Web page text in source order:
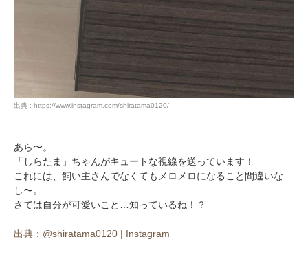
出典 : https://www.instagram.com/shiratama0120/
あら〜。
「しらたま」ちゃんがキュートな視線を送っています！
これには、飼い主さんでなくてもメロメロになること間違いな
し〜。
さては自分が可愛いこと…知っているね！？
出典：@shiratama0120 | Instagram